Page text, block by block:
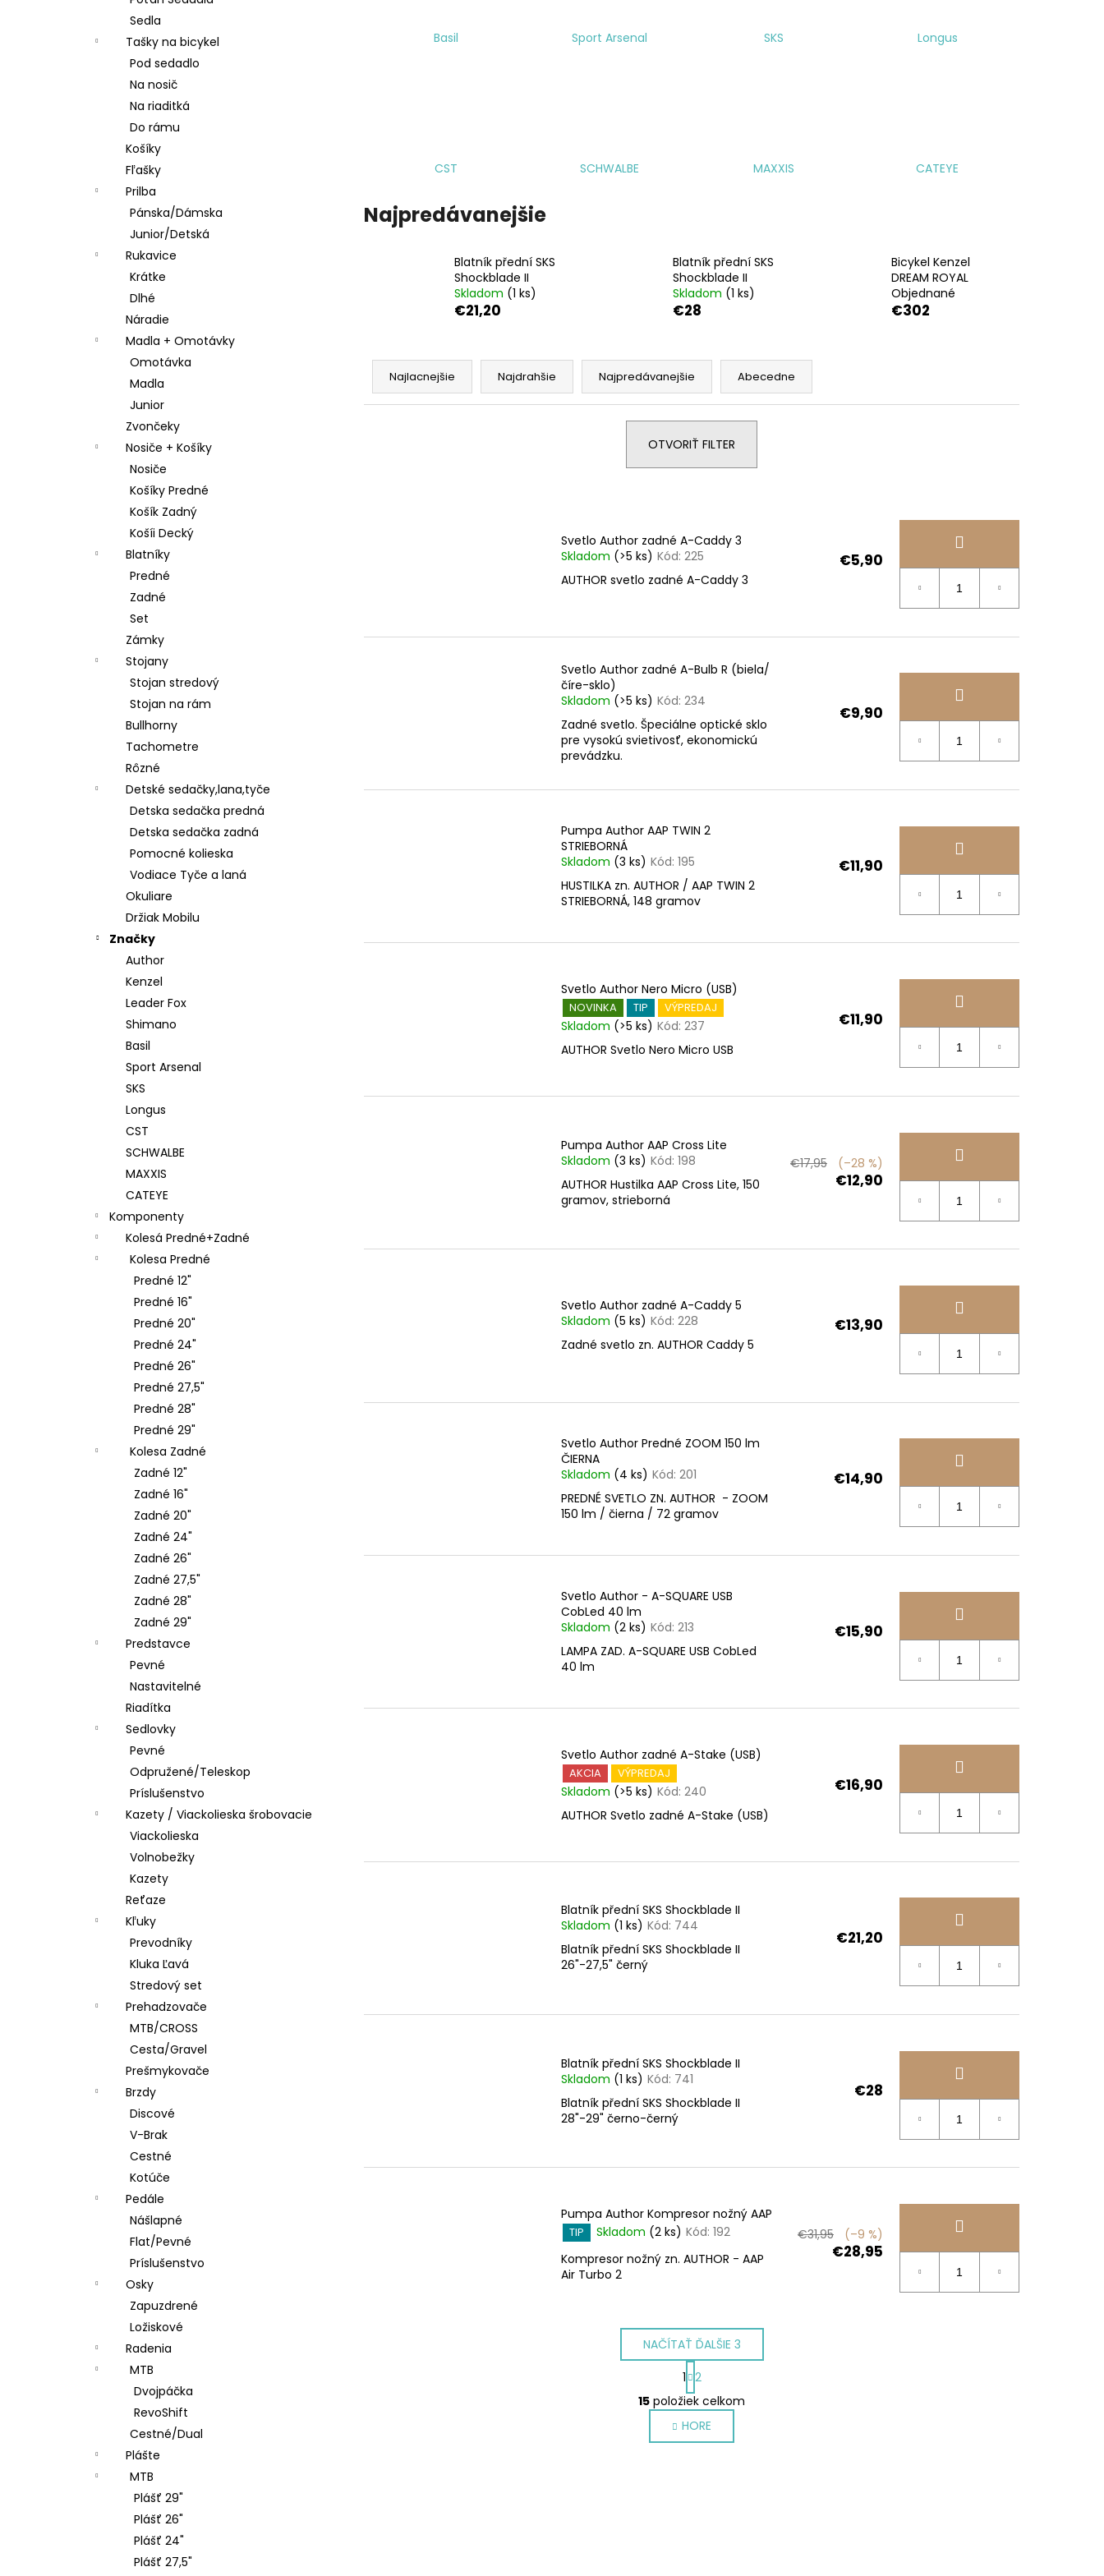
Sedla
Tašky na bicykel
Pod sedadlo
Na nosič
Na riaditká
Do rámu
Košíky
Fľašky
Prilba
Pánska/Dámska
Junior/Detská
Rukavice
Krátke
Dlhé
Náradie
Madla + Omotávky
Omotávka
Madla
Junior
Zvončeky
Nosiče + Košíky
Nosiče
Košíky Predné
Košík Zadný
Košíi Decký
Blatníky
Predné
Zadné
Set
Zámky
Stojany
Stojan stredový
Stojan na rám
Bullhorny
Tachometre
Rôzné
Detské sedačky,lana,tyče
Detska sedačka predná
Detska sedačka zadná
Pomocné kolieska
Vodiace Tyče a laná
Okuliare
Držiak Mobilu
Značky
Author
Kenzel
Leader Fox
Shimano
Basil
Sport Arsenal
SKS
Longus
CST
SCHWALBE
MAXXIS
CATEYE
Komponenty
Kolesá Predné+Zadné
Kolesa Predné
Predné 12"
Predné 16"
Predné 20"
Predné 24"
Predné 26"
Predné 27,5"
Predné 28"
Predné 29"
Kolesa Zadné
Zadné 12"
Zadné 16"
Zadné 20"
Zadné 24"
Zadné 26"
Zadné 27,5"
Zadné 28"
Zadné 29"
Predstavce
Pevné
Nastavitelné
Riadítka
Sedlovky
Pevné
Odpružené/Teleskop
Príslušenstvo
Kazety / Viackolieska šrobovacie
Viackolieska
Volnobežky
Kazety
Reťaze
Kľuky
Prevodníky
Kluka Ľavá
Stredový set
Prehadzovače
MTB/CROSS
Cesta/Gravel
Prešmykovače
Brzdy
Discové
V-Brak
Cestné
Kotúče
Pedále
Nášlapné
Flat/Pevné
Príslušenstvo
Osky
Zapuzdrené
Ložiskové
Radenia
MTB
Dvojpáčka
RevoShift
Cestné/Dual
Plášte
MTB
Plášť 29"
Plášť 26"
Plášť 24"
Plášť 27,5"
Basil Sport Arsenal SKS Longus
CST SCHWALBE MAXXIS CATEYE
Najpredávanejšie
Blatník přední SKS
Shockblade II
Skladom (1 ks)
€21,20
Blatník přední SKS
Shockblade II
Skladom (1 ks)
€28
Bicykel Kenzel
DREAM ROYAL
Objednané
€302
R
d
t
Najlacnejšie Najdrahšie Najpredávanejšie Abecedne
OTVORIŤ FILTER
o
Svetlo Author zadné A-Caddy 3
Skladom (>5 ks) Kód: 225
AUTHOR svetlo zadné A-Caddy 3
€5,90
Svetlo Author zadné A-Bulb R (biela/
číre-sklo)
Skladom (>5 ks) Kód: 234
Zadné svetlo. Špeciálne optické sklo
pre vysokú svietivosť, ekonomickú
prevádzku.
€9,90
Pumpa Author AAP TWIN 2
STRIEBORNÁ
Skladom (3 ks) Kód: 195
HUSTILKA zn. AUTHOR / AAP TWIN 2
STRIEBORNÁ, 148 gramov
€11,90
Svetlo Author Nero Micro (USB)
NOVINKA TIP VÝPREDAJ
Skladom (>5 ks) Kód: 237
AUTHOR Svetlo Nero Micro USB
€11,90
Pumpa Author AAP Cross Lite
Skladom (3 ks) Kód: 198
AUTHOR Hustilka AAP Cross Lite, 150
gramov, strieborná
€17,95 (–28 %)
€12,90
Svetlo Author zadné A-Caddy 5
Skladom (5 ks) Kód: 228
Zadné svetlo zn. AUTHOR Caddy 5
€13,90
Svetlo Author Predné ZOOM 150 lm
ČIERNA
Skladom (4 ks) Kód: 201
PREDNÉ SVETLO ZN. AUTHOR - ZOOM
150 lm / čierna / 72 gramov
€14,90
Svetlo Author - A-SQUARE USB
CobLed 40 lm
Skladom (2 ks) Kód: 213
LAMPA ZAD. A-SQUARE USB CobLed
40 lm
€15,90
Svetlo Author zadné A-Stake (USB)
AKCIA VÝPREDAJ
Skladom (>5 ks) Kód: 240
AUTHOR Svetlo zadné A-Stake (USB)
€16,90
Blatník přední SKS Shockblade II
Skladom (1 ks) Kód: 744
Blatník přední SKS Shockblade II
26"-27,5" černý
€21,20
Blatník přední SKS Shockblade II
Skladom (1 ks) Kód: 741
Blatník přední SKS Shockblade II
28"-29" černo-černý
€28
Pumpa Author Kompresor nožný AAP
TIP Skladom (2 ks) Kód: 192
Kompresor nožný zn. AUTHOR - AAP
Air Turbo 2
€31,95 (–9 %)
€28,95
O
v
l
á
NAČÍTAŤ ĎALŠIE 3
S
t
r
á
n
k
1 2
15 položiek celkom
HORE
STRED TY501
€28,95